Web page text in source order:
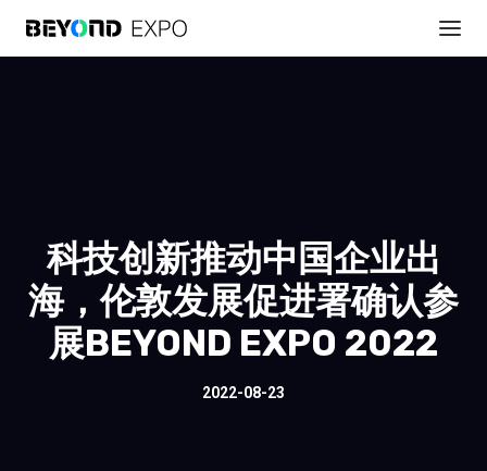
科技创新推动中国企业出
海，伦敦发展促进署确认参
展BEYOND EXPO 2022
2022-08-23